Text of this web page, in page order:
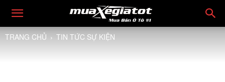
TRANG CHỦ TIN TỨC SỰ KIỆN